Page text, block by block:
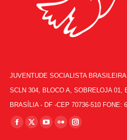
JUVENTUDE SOCIALISTA BRASILEIRA
SCLN 304, BLOCO A, SOBRELOJA 01,
BRASÍLIA - DF -CEP 70736-510 FONE:
Encontre-nos em:
Facebook
X
YouTube
FlickrInstagram